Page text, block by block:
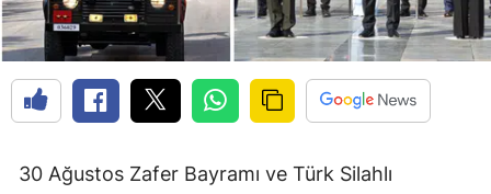
30 Ağustos Zafer Bayramı ve Türk Silahlı